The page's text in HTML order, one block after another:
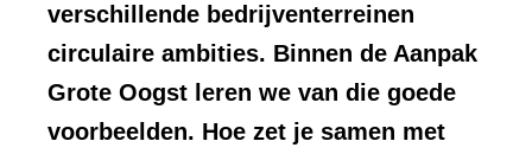
verschillende bedrijventerreinen
circulaire ambities. Binnen de Aanpak
Grote Oogst leren we van die goede
voorbeelden. Hoe zet je samen met